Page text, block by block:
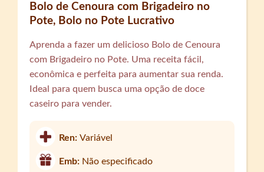
Bolo de Cenoura com Brigadeiro no
Pote, Bolo no Pote Lucrativo
Aprenda a fazer um delicioso Bolo de Cenoura
com Brigadeiro no Pote. Uma receita fácil,
econômica e perfeita para aumentar sua renda.
Ideal para quem busca uma opção de doce
caseiro para vender.
Ren:Variável
Emb: Não especificado